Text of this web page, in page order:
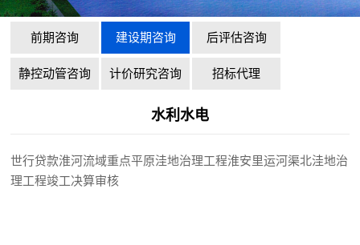
前期咨询 建设期咨询 后评估咨询
静控动管咨询 计价研究咨询 招标代理
水利水电
世行贷款淮河流域重点平原洼地治理工程淮安里运河渠北洼地治
理工程竣工决算审核